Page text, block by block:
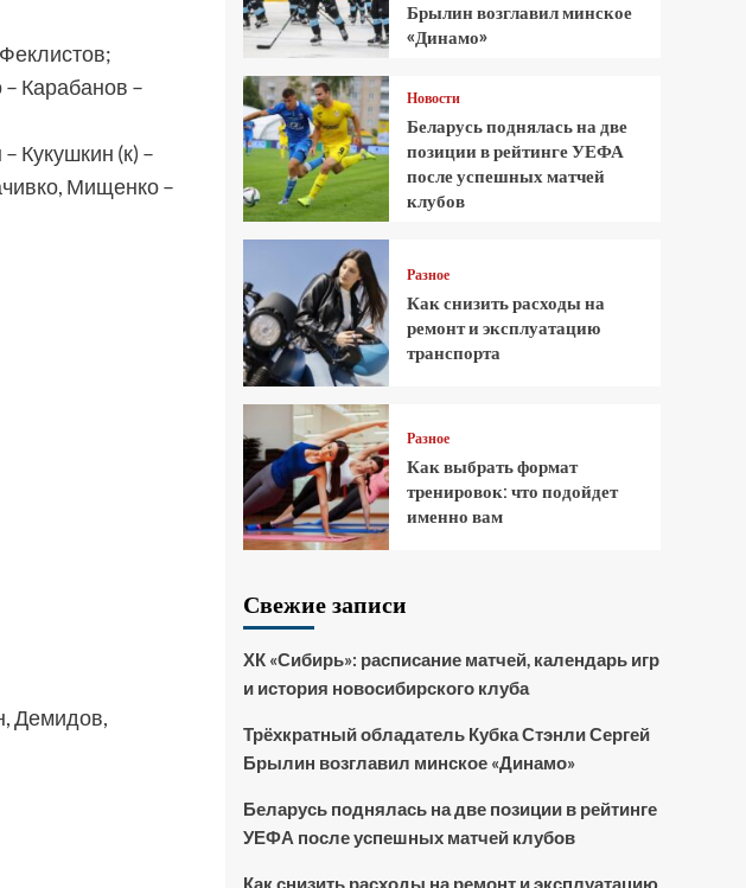
Карабанов –
Кукушкин (к) –
Мищенко –
Демидов,
Брылин возглавил минское
«Динамо»
Новости
Беларусь поднялась на две
позиции в рейтинге УЕФА
после успешных матчей
клубов
Разное
Как снизить расходы на
ремонт и эксплуатацию
транспорта
Разное
Как выбрать формат
тренировок: что подойдет
именно вам
Свежие записи
ХК «Сибирь»: расписание матчей, календарь игр
и история новосибирского клуба
Трёхкратный обладатель Кубка Стэнли Сергей
Брылин возглавил минское «Динамо»
Беларусь поднялась на две позиции в рейтинге
УЕФА после успешных матчей клубов
Как снизить расходы на ремонт и эксплуатацию